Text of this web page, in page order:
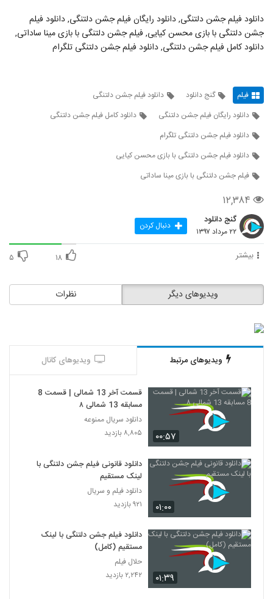
دانلود فیلم جشن دلتنگی, دانلود رایگان فیلم جشن دلتنگی, دانلود فیلم
جشن دلتنگی با بازی محسن کیایی, فیلم جشن دلتنگی با بازی مینا ساداتی,
دانلود کامل فیلم جشن دلتنگی, دانلود فیلم جشن دلتنگی تلگرام
فیلم گنج دانلود
دانلود فیلم جشن دلتنگی
دانلود رایگان فیلم جشن دلتنگی
دانلود کامل فیلم جشن دلتنگی
دانلود فیلم جشن دلتنگی تلگرام
دانلود فیلم جشن دلتنگی با بازی محسن کیایی
فیلم جشن دلتنگی با بازی مینا ساداتی
۱۲,۳۸۴
گنج دانلود
۲۲ مرداد ۱۳۹۷ دنبال کردن
بیشتر ۱۸ ۵
نظرات ویدیوهای دیگر
ویدیوهای مرتبط ویدیوهای کانال
۰۰:۵۷
قسمت آخر 13 شمالی | قسمت 8
مسابقه 13 شمالی ۸
دانلود سریال ممنوعه
۸,۸۰۵ بازدید
۰۱:۰۰
دانلود قانونی فیلم جشن دلتنگی با
لینک مستقیم
دانلود فیلم و سریال
۹۲۱ بازدید
۰۱:۳۹
دانلود فیلم جشن دلتنگی با لینک
مستقیم (کامل)
حلال فیلم
۲,۲۴۲ بازدید